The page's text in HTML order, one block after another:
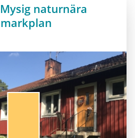
naturnära